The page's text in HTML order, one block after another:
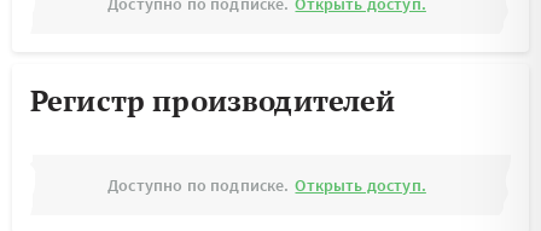
Регистр производителей
Доступно по подписке. Открыть доступ.